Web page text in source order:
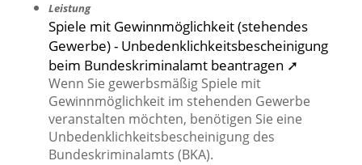
Leistung
Spiele mit Gewinnmöglichkeit (stehendes
Gewerbe) - Unbedenklichkeitsbescheinigung
beim Bundeskriminalamt beantragen ➚
Wenn Sie gewerbsmäßig Spiele mit
Gewinnmöglichkeit im stehenden Gewerbe
veranstalten möchten, benötigen Sie eine
Unbedenklichkeitsbescheinigung des
Bundeskriminalamts (BKA).